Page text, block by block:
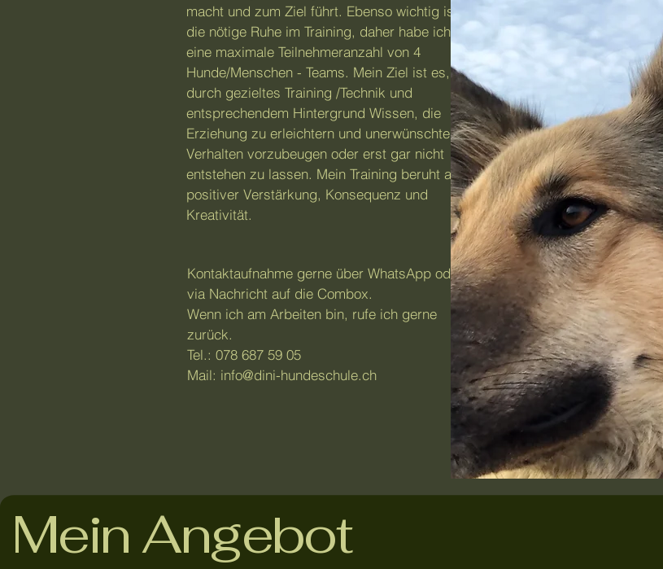
macht und zum Ziel führt. Ebenso wichtig ist
die nötige Ruhe im Training, daher habe ich
eine maximale Teilnehmeranzahl von 4
Hunde/Menschen - Teams. Mein Ziel ist es,
durch gezieltes Training /Technik und
entsprechendem Hintergrund Wissen, die
Erziehung zu erleichtern und unerwünschtem
Verhalten vorzubeugen oder erst gar nicht
entstehen zu lassen. Mein Training beruht auf
positiver Verstärkung, Konsequenz und
Kreativität.
Kontaktaufnahme gerne über WhatsApp oder
via Nachricht auf die Combox.
Wenn ich am Arbeiten bin, rufe ich gerne
zurück.
Tel.: 078 687 59 05
Mail: info@dini-hundeschule.ch
Mein Angebot